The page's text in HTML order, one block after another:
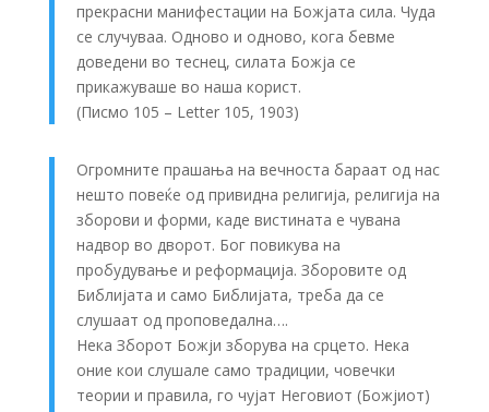
прекрасни манифестации на Божјата сила. Чуда
се случуваа. Одново и одново, кога бевме
доведени во теснец, силата Божја се
прикажуваше во наша корист.
(Писмо 105 – Letter 105, 1903)
Огромните прашања на вечноста бараат од нас
нешто повеќе од привидна религија, религија на
зборови и форми, каде вистината е чувана
надвор во дворот. Бог повикува на
пробудување и реформација. Зборовите од
Библијата и само Библијата, треба да се
слушаат од проповедална….
Нека Зборот Божји зборува на срцето. Нека
оние кои слушале само традиции, човечки
теории и правила, го чујат Неговиот (Божјиот)